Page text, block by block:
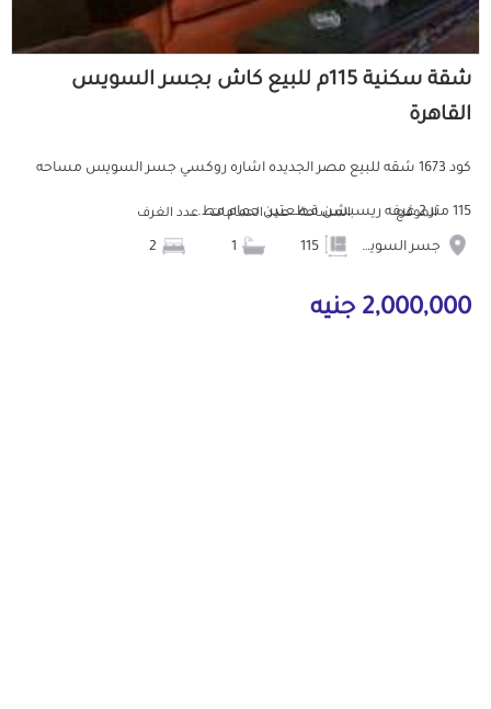
شقة سكنية 115م للبيع كاش بجسر السويس
القاهرة
كود 1673 شقه للبيع مصر الجديده اشاره روكسي جسر السويس مساحه
115 متر 2 غرفه ريسبشن قطعتين حمام مط... الموقع
جسر السويس
المساحة عدد الحمامات عدد الغرف
2,000,000 جنيه